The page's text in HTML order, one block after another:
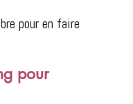
pour en faire
pour